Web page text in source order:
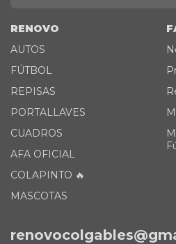
RENOVO
AUTOS
FÚTBOL
REPISAS
PORTALLAVES
CUADROS
AFA OFICIAL
COLAPINTO 🔥
MASCOTAS